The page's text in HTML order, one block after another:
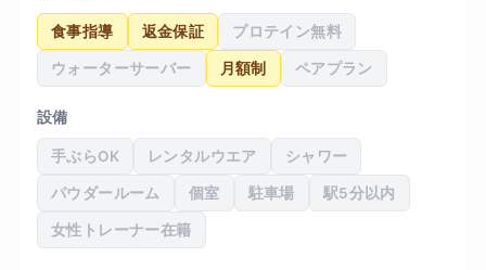
食事指導 返金保証 プロテイン無料
ウォーターサーバー 月額制 ペアプラン
設備
手ぶらOK レンタルウエア シャワー
パウダールーム 個室 駐車場 駅5分以内
女性トレーナー在籍